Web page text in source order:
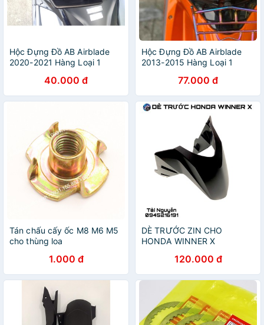
Hộc Đựng Đồ AB Airblade
2020-2021 Hàng Loại 1
40.000 đ
Hộc Đựng Đồ AB Airblade
2013-2015 Hàng Loại 1
77.000 đ
Tán chấu cấy ốc M8 M6 M5
cho thùng loa
1.000 đ
DÈ TRƯỚC ZIN CHO
HONDA WINNER X
120.000 đ